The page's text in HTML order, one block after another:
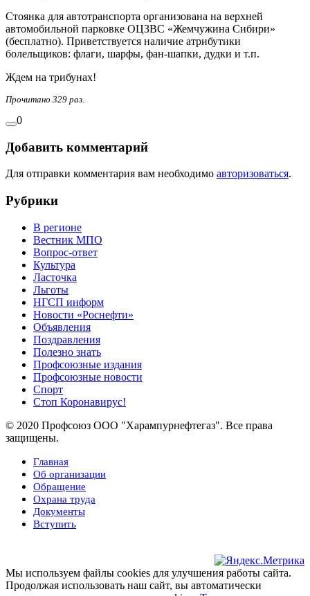
Стоянка для автотранспорта организована на верхней
автомобильной парковке ОЦЗВС «Жемчужина Сибири»
(бесплатно). Приветствуется наличие атрибутики
болельщиков: флаги, шарфы, фан-шапки, дудки и т.п.
Ждем на трибунах!
Прочитано 329 раз.
0
Добавить комментарий
Для отправки комментария вам необходимо авторизоваться.
Рубрики
В регионе
Вестник МПО
Вопрос-ответ
Культура
Ласточка
Льготы
НГСП информ
Новости «Роснефти»
Объявления
Поздравления
Полезно знать
Профсоюзные издания
Профсоюзные новости
Спорт
Стоп Коронавирус!
© 2020 Профсоюз ООО "Харампурнефтегаз". Все права
защищены.
Главная
Об организации
Обращение
Охрана труда
Документы
Вступить
Мы используем файлы cookies для улучшения работы сайта.
Продолжая использовать наш сайт, вы автоматически